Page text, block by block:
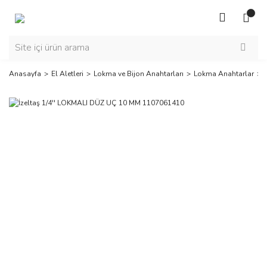
Anasayfa El Aletleri Lokma ve Bijon Anahtarları Lokma Anahtarlar